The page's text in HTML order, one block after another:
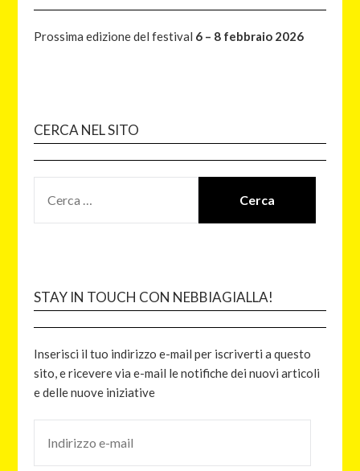
Prossima edizione del festival 6 – 8 febbraio 2026
CERCA NEL SITO
STAY IN TOUCH CON NEBBIAGIALLA!
Inserisci il tuo indirizzo e-mail per iscriverti a questo
sito, e ricevere via e-mail le notifiche dei nuovi articoli
e delle nuove iniziative